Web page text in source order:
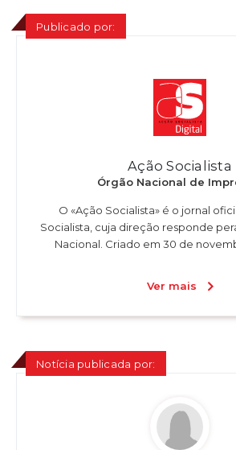
Publicado por:
Ação Socialista
Órgão Nacional de
O «Ação Socialista» é o jornal
Socialista, cuja direção responde
Nacional. Criado em 30 de
Ver mais
Notícia publicada por: